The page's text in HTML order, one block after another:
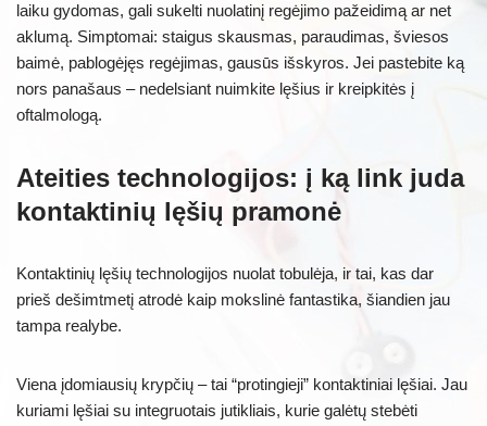
laiku gydomas, gali sukelti nuolatinį regėjimo pažeidimą ar net
aklumą. Simptomai: staigus skausmas, paraudimas, šviesos
baimė, pablogėjęs regėjimas, gausūs išskyros. Jei pastebite ką
nors panašaus – nedelsiant nuimkite lęšius ir kreipkitės į
oftalmologą.
Ateities technologijos: į ką link juda
kontaktinių lęšių pramonė
Kontaktinių lęšių technologijos nuolat tobulėja, ir tai, kas dar
prieš dešimtmetį atrodė kaip mokslinė fantastika, šiandien jau
tampa realybe.
Viena įdomiausių krypčių – tai “protingieji” kontaktiniai lęšiai. Jau
kuriami lęšiai su integruotais jutikliais, kurie galėtų stebėti